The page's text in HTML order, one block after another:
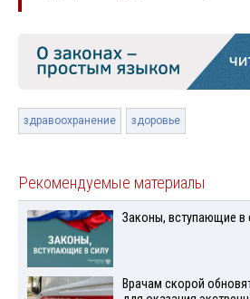
здравоохранение здоровье
Рекомендуемые материалы
Законы, вступающие в
Врачам скорой